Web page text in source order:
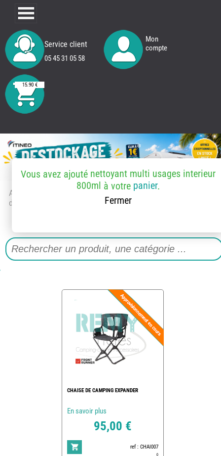
Service client
05 45 31 05 58
Mon
compte
15.90 €
Accueil
> Accessoires et pièces
détachées
Vous avez ajouté nettoyant multi usages interieur
800ml à votre panier.
Fermer
CHAISE DE CAMPING EXPANDER
En savoir plus
95,00 €
ref : CHAI007
0